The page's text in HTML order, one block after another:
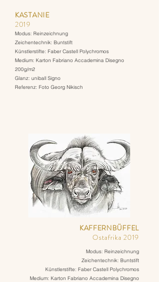
KASTANIE
2019
Modus: Reinzeichnung
Zeichentechnik: Buntstift
Künstlerstifte: Faber Castell Polychromos
Medium: Karton Fabriano Accademina Disegno
200g/m2
Glanz: uniball Signo
Referenz: Foto Georg Nikisch
KAFFERNBÜFFEL
Ostafrika 2019
Modus: Reinzeichnung
Zeichentechnik: Buntstift
Künstlerstifte: Faber Castell Polychromos
Medium: Karton Fabriano Accademina Disegno